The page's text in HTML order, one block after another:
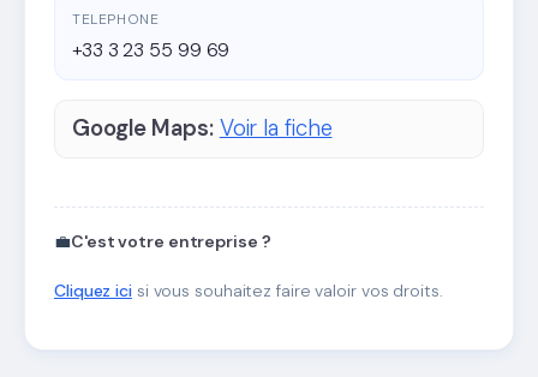
TELEPHONE
+33 3 23 55 99 69
Google Maps: Voir la fiche
💼C'est votre entreprise ?
Cliquez icisi vous souhaitez faire valoir vos droits.